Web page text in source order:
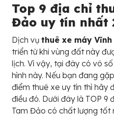
Top 9 địa chỉ
Đảo uy tín nhất
Dịch vụ thuê xe máy Vĩnh
triển từ khi vùng đất này
lịch. Vì vậy, tại đây có vô
hình này. Nếu bạn đang
điểm thuê xe uy tín thì hãy
điều đó. Dưới đây là TOP 9
Tam Đảo có chất lượng tốt